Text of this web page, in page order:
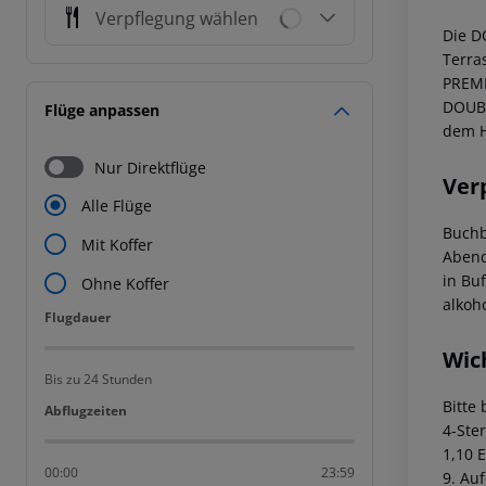
Verpflegung wählen
Flüge anpassen
Nur Direktflüge
Alle Flüge
Mit Koffer
Ohne Koffer
Flugdauer
Flugdauer
Bis zu 24 Stunden
Abflugzeiten
Abflugzeiten
00:00 23:59
Die
dem
in
Bitte
4-
1,10
9.